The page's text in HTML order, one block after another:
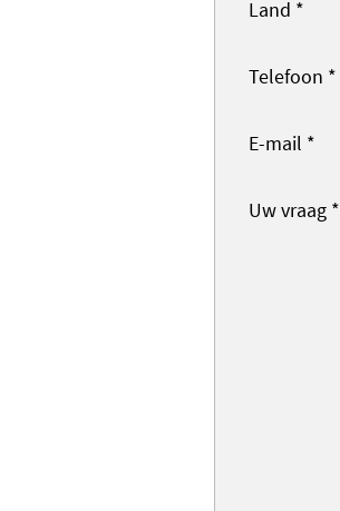
Land *
Telefoon *
E-mail *
Uw vraag *